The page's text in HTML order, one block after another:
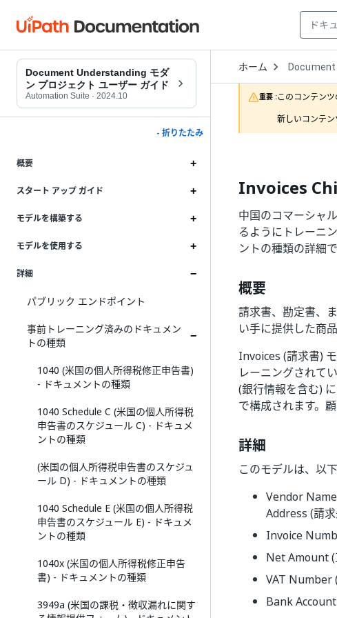
Document Understanding モダ
ン プロジェクト ユーザー ガイド
Automation Suite · 2024.10
- 折りたたみ
概要
スタート アップ ガイド
モデルを構築する
モデルを使用する
詳細
パブリック エンドポイント
事前トレーニング済みのドキュメン
トの種類
1040 (米国の個人所得税修正申告書)
- ドキュメントの種類
1040 Schedule C (米国の個人所得税
申告書のスケジュール C) - ドキュメ
ントの種類
(米国の個人所得税申告書のスケジュ
ール D) - ドキュメントの種類
1040 Schedule E (米国の個人所得税
申告書のスケジュール E) - ドキュメ
ントの種類
1040x (米国の個人所得税修正申告
書) - ドキュメントの種類
3949a (米国の課税・徴収漏れに関す
ホーム Open
Dropdown
to
choose
product
重要 :このコンテン
新しいコンテン
Invoices
中国のコマーシャ
るようにトレーニ
ントの種類の詳細で
概要
請求書、勘定書、
い手に提供した商
Invoices (請求書)
レーニングされて
(銀行情報を含む)
で構成されます。
詳細
このモデルは、以
Vendor
Address (請
Invoice
Net Amount
VAT Number
Bank